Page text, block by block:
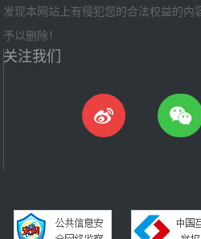
发现本网站上有侵犯您的合法权益的内
予以删除！
关注我们